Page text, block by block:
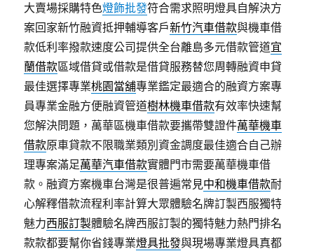
大賣場採購特色燈飾批發符合需求照明燈具自解決方
案回家新竹融資抵押輔導客戶新竹汽車借款與機車借
款低利率撥款速度公司提供全台離島多元借款管道宜
蘭借款區域借貸或借款是借貸服務替您周轉融資申貸
最佳選擇專業桃園當舖專業鑑定最適合的融資方案專
員專業金融方便融資管道樹林機車借款有效率快速幫
您解決問題，萬華區機車借款要攜帶雙證件萬華機車
借款原車貸款不限職業類別資金調度最佳適合自己辦
理專案滿足萬華汽車借款實體門市需要萬華機車借
款。融資方案機車台灣是很普遍常見中和機車借款耐
心解釋借款流程利率計算大眾體驗名牌訂製西服獨特
魅力西服訂製體驗名牌西服訂製的獨特魅力熱門排名
款款都要幫你省錢專業燈具批發與現場專業燈具真都